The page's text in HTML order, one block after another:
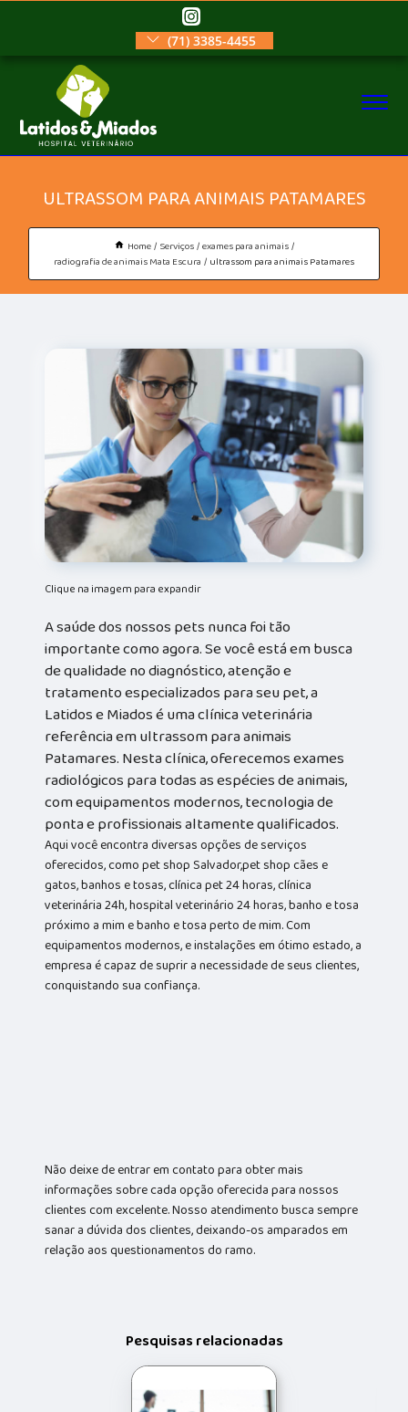
(71) 3385-4455
ULTRASSOM PARA ANIMAIS PATAMARES
Home Serviços exames para animais
radiografia de animais Mata Escura
ultrassom para animais Patamares
Clique na imagem para expandir
A saúde dos nossos pets nunca foi tão
importante como agora. Se você está em busca
de qualidade no diagnóstico, atenção e
tratamento especializados para seu pet, a
Latidos e Miados é uma clínica veterinária
referência em ultrassom para animais
Patamares. Nesta clínica, oferecemos exames
radiológicos para todas as espécies de animais,
com equipamentos modernos, tecnologia de
ponta e profissionais altamente qualificados.
Aqui você encontra diversas opções de serviços
oferecidos, como pet shop Salvador,pet shop cães e
gatos, banhos e tosas, clínica pet 24 horas, clínica
veterinária 24h, hospital veterinário 24 horas, banho e tosa
próximo a mim e banho e tosa perto de mim. Com
equipamentos modernos, e instalações em ótimo estado, a
empresa é capaz de suprir a necessidade de seus clientes,
conquistando sua confiança.
Não deixe de entrar em contato para obter mais
informações sobre cada opção oferecida para nossos
clientes com excelente. Nosso atendimento busca sempre
sanar a dúvida dos clientes, deixando-os amparados em
relação aos questionamentos do ramo.
Pesquisas relacionadas